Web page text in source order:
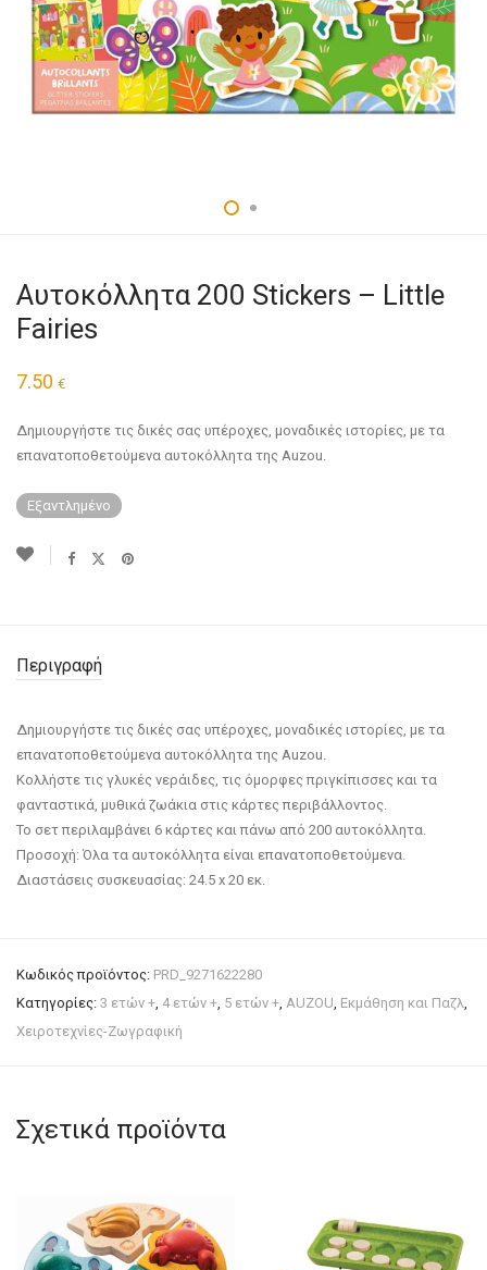
Αυτοκόλλητα 200 Stickers – Little
Fairies
7.50 €
Δημιουργήστε τις δικές σας υπέροχες, μοναδικές ιστορίες, με τα
επανατοποθετούμενα αυτοκόλλητα της Auzou.
Εξαντλημένο
Περιγραφή
Δημιουργήστε τις δικές σας υπέροχες, μοναδικές ιστορίες, με τα
επανατοποθετούμενα αυτοκόλλητα της Auzou.
Κολλήστε τις γλυκές νεράιδες, τις όμορφες πριγκίπισσες και τα
φανταστικά, μυθικά ζωάκια στις κάρτες περιβάλλοντος.
Το σετ περιλαμβάνει 6 κάρτες και πάνω από 200 αυτοκόλλητα.
Προσοχή: Όλα τα αυτοκόλλητα είναι επανατοποθετούμενα.
Διαστάσεις συσκευασίας: 24.5 x 20 εκ.
Κωδικός προϊόντος: PRD_9271622280
Κατηγορίες: 3 ετών +, 4 ετών +, 5 ετών +, AUZOU, Εκμάθηση και Παζλ,
Χειροτεχνίες-Ζωγραφική
Σχετικά προϊόντα